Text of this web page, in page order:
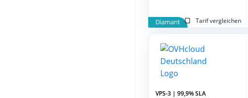
Diamant Tarif vergleichen
VPS-3 | 99,9% SLA